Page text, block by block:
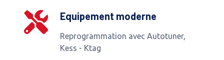
Equipement moderne
Reprogrammation avec Autotuner,
Kess - Ktag